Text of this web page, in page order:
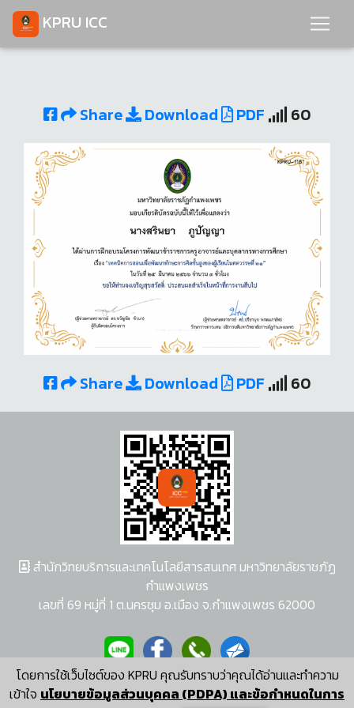
KPRU ICC
Share Download PDF 60
Share Download PDF 60
โดยการใช้เว็บไซต์ของ KPRU คุณรับทราบว่าคุณได้อ่านและทำความ
เข้าใจ นโยบายข้อมูลส่วนบุคคล (PDPA) และข้อกำหนดในการ
สำนักวิทยบริการและเทคโนโลยีสารสนเทศ มหาวิทยาลัยราชภัฏ
กำแพงเพชร
เลขที่ 69 หมู่ที่ 1 ต.นครชุม อ.เมือง จ.กำแพงเพชร 62000
ผู้พัฒนาระบบ อนุชา พวงผกา